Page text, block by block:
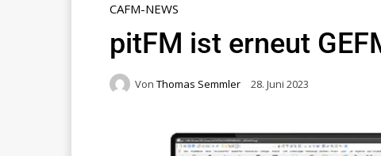
CAFM-NEWS
pitFM ist erneut
Von Thomas Semmler 28. Juni 2023